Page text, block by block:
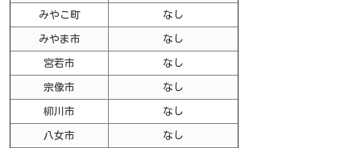
みやこ町 なし
みやま市 なし
宮若市 なし
宗像市 なし
柳川市 なし
八女市 なし